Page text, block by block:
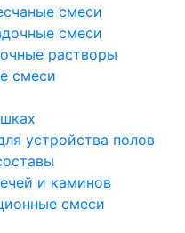
смеси
смеси
растворы
смеси
устройства полов
и каминов
смеси